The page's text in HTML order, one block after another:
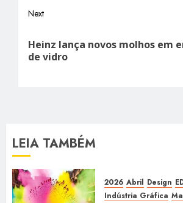
Next
post:
Heinz lança novos molhos em
de vidro
LEIA TAMBÉM
2026 Abril Design
Indústria Gráfica